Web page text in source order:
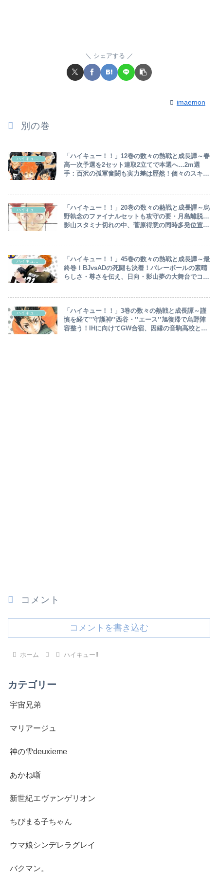
シェアする
imaemon
別の巻
ハイキュー‼︎
「ハイキュー！！」12巻の数々の熱戦と成長譚～春
高一次予選を2セット連取2立てで本選へ…2m選
手：百沢の孤軍奮闘も実力差は歴然！個々のスキル
ハイキュー‼︎
「ハイキュー！！」20巻の数々の熱戦と成長譚～烏
野執念のファイナルセットも攻守の要・月島離脱…
影山スタミナ切れの中、菅原得意の同時多発位置差
ハイキュー‼︎
「ハイキュー！！」45巻の数々の熱戦と成長譚～最
終巻！BJvsADの死闘も決着！バレーボールの素晴
らしさ・尊さを伝え、日向・影山夢の大舞台でコン
ハイキュー‼︎
「ハイキュー！！」3巻の数々の熱戦と成長譚～謹
慎を経て’’守護神’’西谷・’’エース’’旭復帰で烏野陣
容整う！IHに向けてGW合宿、因縁の音駒高校と練
コメント
コメントを書き込む
ホーム ハイキュー‼︎
カテゴリー
宇宙兄弟
マリアージュ
神の雫deuxieme
あかね噺
新世紀エヴァンゲリオン
ちびまる子ちゃん
ウマ娘シンデレラグレイ
バクマン。